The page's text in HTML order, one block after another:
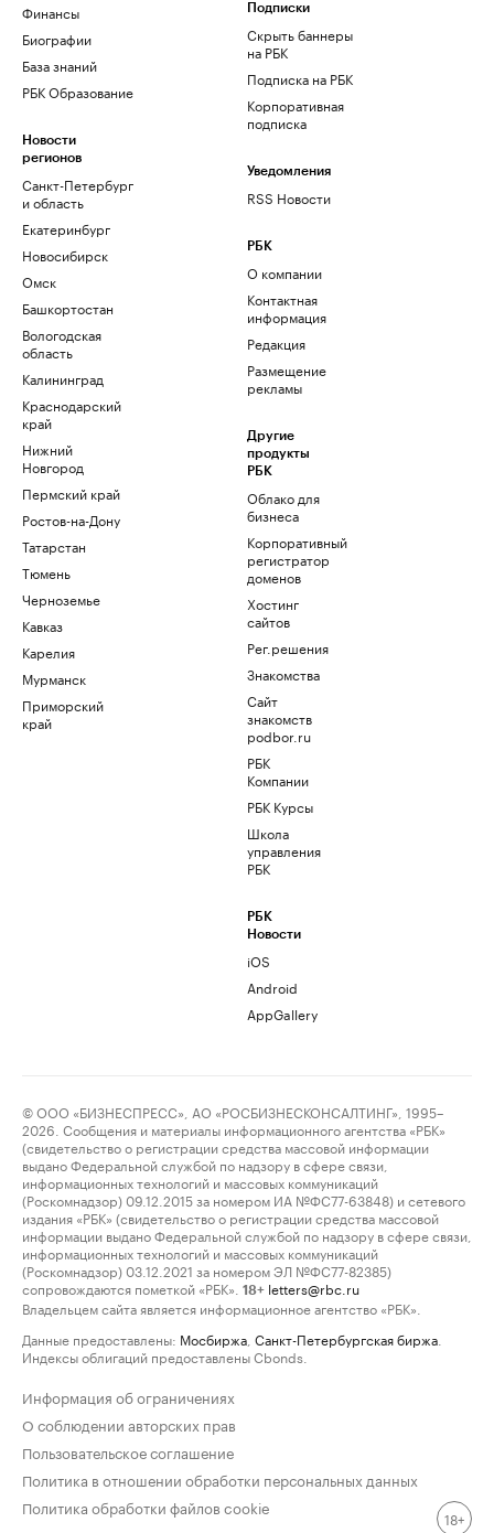
Финансы
Биографии
База знаний
РБК Образование
Новости
регионов
Санкт-Петербург
и область
Екатеринбург
Новосибирск
Омск
Башкортостан
Вологодская
область
Калининград
Краснодарский
край
Нижний
Новгород
Пермский край
Ростов-на-Дону
Татарстан
Тюмень
Черноземье
Кавказ
Карелия
Мурманск
Приморский
край
Подписки
Скрыть баннеры
на РБК
Подписка на РБК
Корпоративная
подписка
Уведомления
RSS Новости
РБК
О компании
Контактная
информация
Редакция
Размещение
рекламы
Другие
продукты
РБК
Облако для
бизнеса
Корпоративный
регистратор
доменов
Хостинг
сайтов
Рег.решения
Знакомства
Сайт
знакомств
podbor.ru
РБК
Компании
РБК Курсы
Школа
управления
РБК
РБК
Новости
iOS
Android
AppGallery
© ООО «БИЗНЕСПРЕСС», АО «РОСБИЗНЕСКОНСАЛТИНГ», 1995–
2026. Сообщения и материалы информационного агентства «РБК»
(свидетельство о регистрации средства массовой информации
выдано Федеральной службой по надзору в сфере связи,
информационных технологий и массовых коммуникаций
(Роскомнадзор) 09.12.2015 за номером ИА №ФС77-63848) и сетевого
издания «РБК» (свидетельство о регистрации средства массовой
информации выдано Федеральной службой по надзору в сфере связи,
информационных технологий и массовых коммуникаций
(Роскомнадзор) 03.12.2021 за номером ЭЛ №ФС77-82385)
сопровождаются пометкой «РБК».
18+ letters@rbc.ru
Владельцем сайта является информационное агентство «РБК».
Данные предоставлены: Мосбиржа Санкт-Петербургская биржа
Индексы облигаций предоставлены Cbonds.
Информация об ограничениях
О соблюдении авторских прав
Пользовательское соглашение
Политика в отношении обработки персональных данных
Политика обработки файлов cookie
18+